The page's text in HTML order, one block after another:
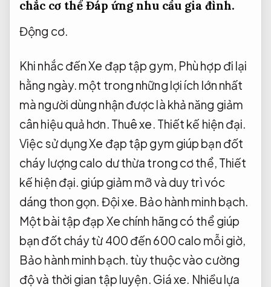
chắc cơ thể Đáp ứng nhu cầu gia đình.
Động cơ.
Khi nhắc đến Xe đạp tập gym, Phù hợp đi lại
hằng ngày. một trong những lợi ích lớn nhất
mà người dùng nhận được là khả năng giảm
cân hiệu quả hơn. Thuê xe. Thiết kế hiện đại.
Việc sử dụng Xe đạp tập gym giúp bạn đốt
cháy lượng calo dư thừa trong cơ thể, Thiết
kế hiện đại. giúp giảm mỡ và duy trì vóc
dáng thon gọn. Đội xe. Bảo hành minh bạch.
Một bài tập đạp Xe chính hãng có thể giúp
bạn đốt cháy từ 400 đến 600 calo mỗi giờ,
Bảo hành minh bạch. tùy thuộc vào cường
độ và thời gian tập luyện. Giá xe. Nhiều lựa